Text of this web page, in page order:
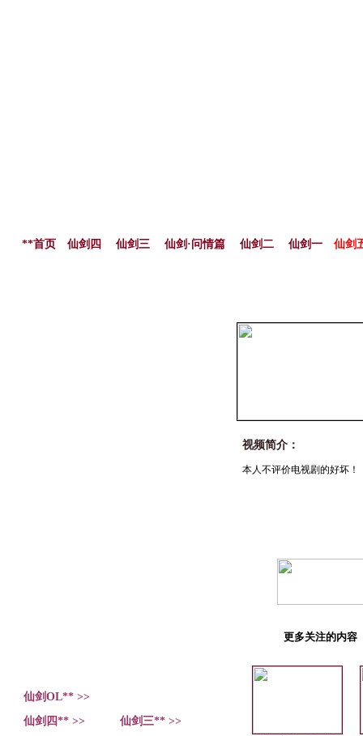
**首页 仙剑四 仙剑三 仙剑·问情篇 仙剑二 仙剑一 仙剑
仙剑OL** >>
仙剑四** >>
仙剑三** >>
视频简介：
本人不评价电视剧的好坏
更多关注的内容